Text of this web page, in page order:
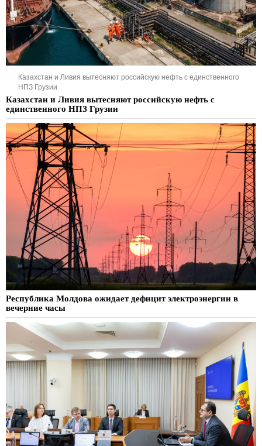
Казахстан и Ливия вытесняют российскую нефть с единственного
НПЗ Грузии
Казахстан и Ливия вытесняют российскую нефть с
единственного НПЗ Грузии
Республика Молдова ожидает дефицит электроэнергии в
вечерние часы